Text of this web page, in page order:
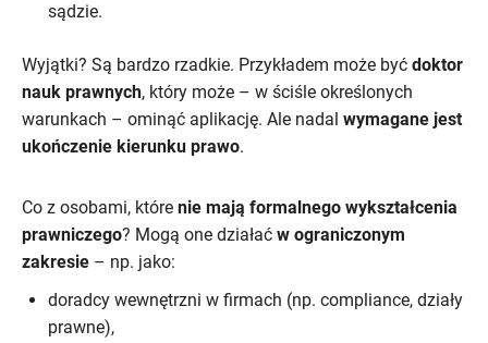
sądzie.
Wyjątki? Są bardzo rzadkie. Przykładem może być doktor
nauk prawnych, który może – w ściśle określonych
warunkach – ominąć aplikację. Ale nadal wymagane jest
ukończenie kierunku prawo.
Co z osobami, które nie mają formalnego wykształcenia
prawniczego? Mogą one działać w ograniczonym
zakresie – np. jako:
doradcy wewnętrzni w firmach (np. compliance, działy
prawne),